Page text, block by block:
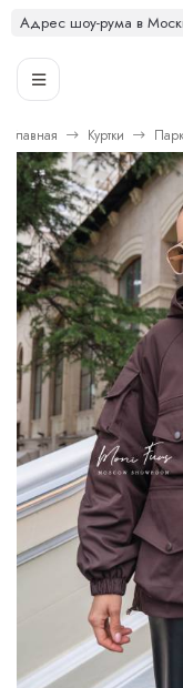
Адрес шоу-рума в
Главная Куртки